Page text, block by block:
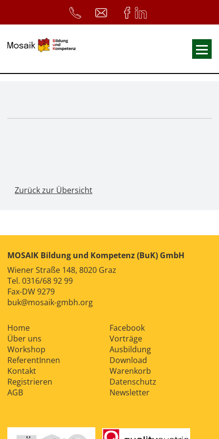
33. Heilpädagogischer Tag
Home
Download
Zurück zur Übersicht
MOSAIK Bildung und Kompetenz (BuK) GmbH
Wiener Straße 148, 8020 Graz
Tel. 0316/68 92 99
Fax-DW 9279
buk@mosaik-gmbh.org
Home
Facebook
Über uns
Vorträge
Workshop
Ausbildung
ReferentInnen
Download
Kontakt
Warenkorb
Registrieren
Datenschutz
AGB
Newsletter